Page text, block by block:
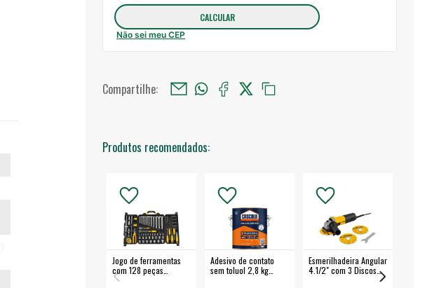
Não sei meu CEP
Compartilhe:
Produtos recomendados:
Jogo de ferramentas
com 128 peças
embalagem fechada -
Adesivo de contato
sem toluol 2,8 kg
Esmerilhadeira Angular
4.1/2" com 3 Discos